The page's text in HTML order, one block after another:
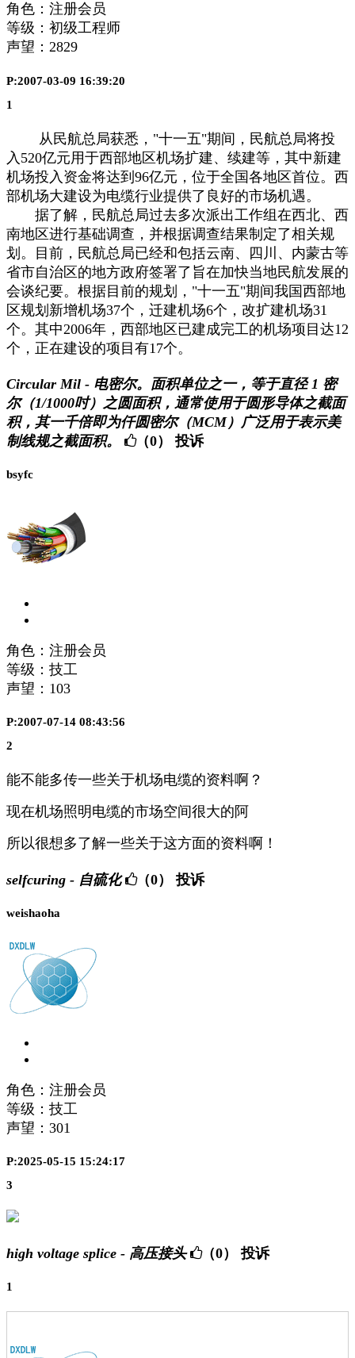
角色：注册会员
等级：初级工程师
声望： 2829
P:2007-03-09 16:39:20
1
从民航总局获悉，"十一五"期间，民航总局将投
入520亿元用于西部地区机场扩建、续建等，其中新建
机场投入资金将达到96亿元，位于全国各地区首位。西
部机场大建设为电缆行业提供了良好的市场机遇。
据了解，民航总局过去多次派出工作组在西北、西
南地区进行基础调查，并根据调查结果制定了相关规
划。目前，民航总局已经和包括云南、四川、内蒙古等
省市自治区的地方政府签署了旨在加快当地民航发展的
会谈纪要。根据目前的规划，"十一五"期间我国西部地
区规划新增机场37个，迁建机场6个，改扩建机场31
个。其中2006年，西部地区已建成完工的机场项目达12
个，正在建设的项目有17个。
Circular Mil - 电密尔。面积单位之一，等于直径 1 密
尔（1/1000吋）之圆面积，通常使用于圆形导体之截面
积，其一千倍即为仟圆密尔（MCM）广泛用于表示美
制线规之截面积。
（0） 投诉
bsyfc
角色：注册会员
等级：技工
声望： 103
P:2007-07-14 08:43:56
2
能不能多传一些关于机场电缆的资料啊？
现在机场照明电缆的市场空间很大的阿
所以很想多了解一些关于这方面的资料啊！
selfcuring - 自硫化 （0） 投诉
weishaoha
角色：注册会员
等级：技工
声望： 301
P:2025-05-15 15:24:17
3
high voltage splice - 高压接头 （0） 投诉
1